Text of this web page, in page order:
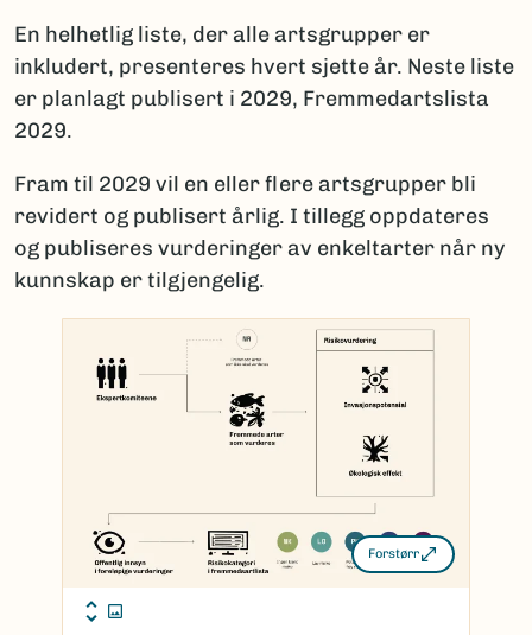
En helhetlig liste, der alle artsgrupper er
inkludert, presenteres hvert sjette år. Neste liste
er planlagt publisert i 2029, Fremmedartslista
2029.
Fram til 2029 vil en eller flere artsgrupper bli
revidert og publisert årlig. I tillegg oppdateres
og publiseres vurderinger av enkeltarter når ny
kunnskap er tilgjengelig.
Forstørr